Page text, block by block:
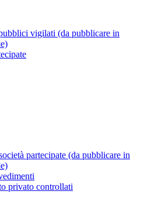
vigilati (da pubblicare in
partecipate (da pubblicare in
privato controllati